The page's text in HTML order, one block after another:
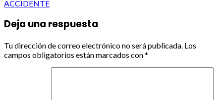
ACCIDENTE
Deja una respuesta
Tu dirección de correo electrónico no será publicada. Los
campos obligatorios están marcados con*